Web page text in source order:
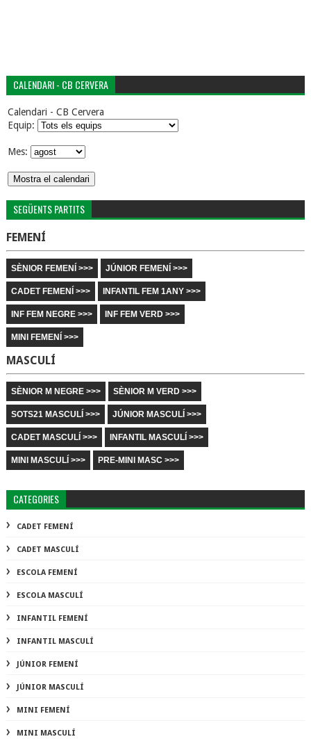
CALENDARI - CB CERVERA
Calendari - CB Cervera
Equip:
Mes:
SEGÜENTS PARTITS
FEMENÍ
SÈNIOR FEMENÍ >>> JÚNIOR FEMENÍ >>>
CADET FEMENÍ >>> INFANTIL FEM 1ANY >>>
INF FEM NEGRE >>> INF FEM VERD >>>
MINI FEMENÍ >>>
MASCULÍ
SÈNIOR M NEGRE >>> SÈNIOR M VERD >>>
SOTS21 MASCULÍ >>> JÚNIOR MASCULÍ >>>
CADET MASCULÍ >>> INFANTIL MASCULÍ >>>
MINI MASCULÍ >>> PRE-MINI MASC >>>
CATEGORIES
CADET FEMENÍ
CADET MASCULÍ
ESCOLA FEMENÍ
ESCOLA MASCULÍ
INFANTIL FEMENÍ
INFANTIL MASCULÍ
JÚNIOR FEMENÍ
JÚNIOR MASCULÍ
MINI FEMENÍ
MINI MASCULÍ